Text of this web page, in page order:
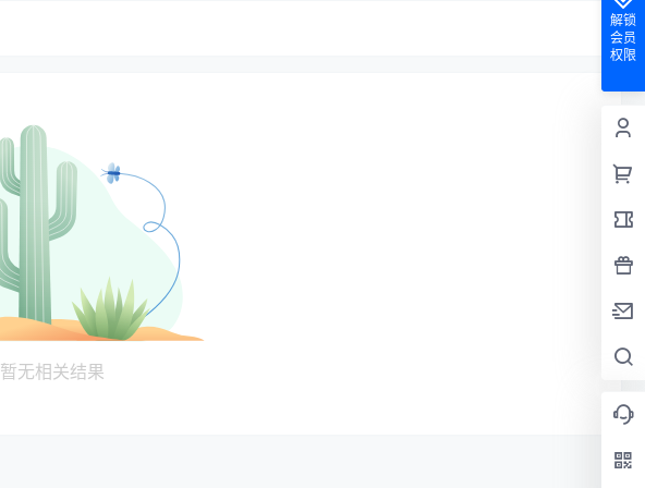
暂无相关结果
解锁
会员
权限